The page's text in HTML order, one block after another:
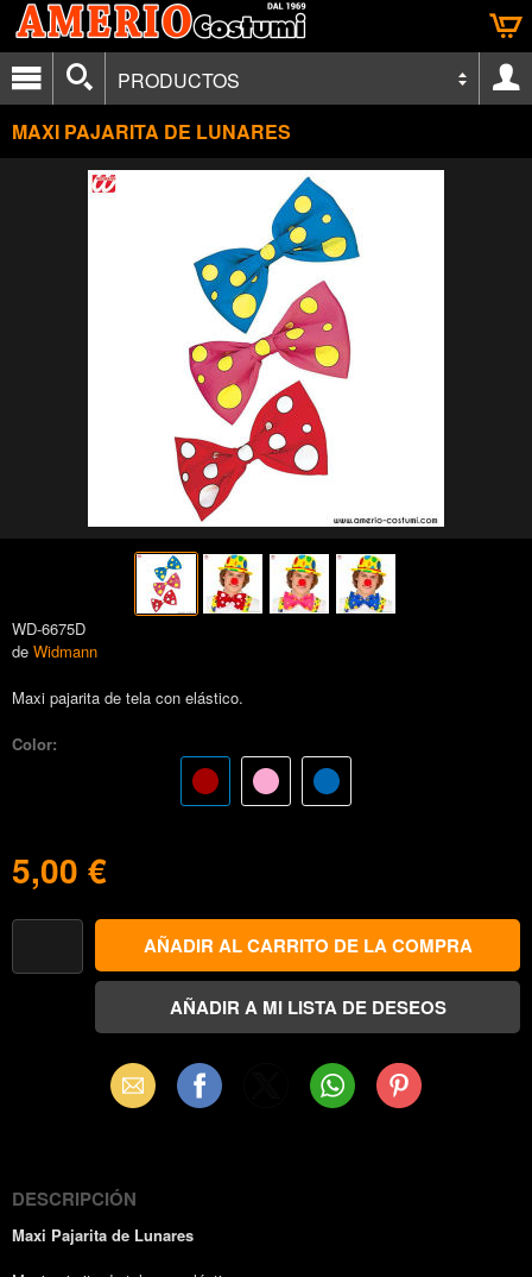
PRODUCTOS
MAXI PAJARITA DE LUNARES
WD-6675D
de Widmann
Maxi pajarita de tela con elástico.
Color:
5,00 €
Email Facebook WhatsAppPinterest
DESCRIPCIÓN
Maxi Pajarita de Lunares